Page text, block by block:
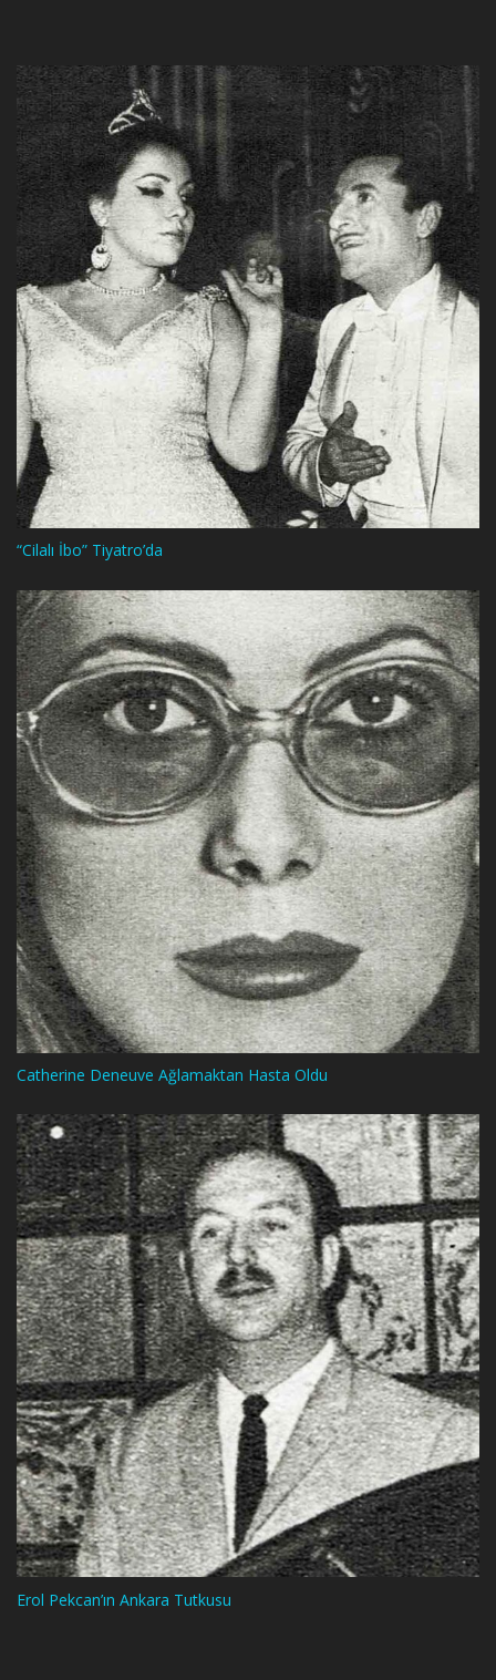
“Cilalı İbo” Tiyatro’da
Catherine Deneuve Ağlamaktan Hasta Oldu
Erol Pekcan’ın Ankara Tutkusu